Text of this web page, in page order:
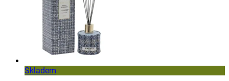
Skladem